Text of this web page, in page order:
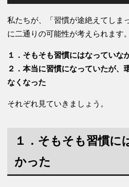
私たちが、「習慣が途絶えてしま
に二通りの可能性が考えられます。
１．そもそも習慣にはなっていな
２．本当に習慣になっていたが、
なくなった
それぞれ見ていきましょう。
１．そもそも習慣に
かった